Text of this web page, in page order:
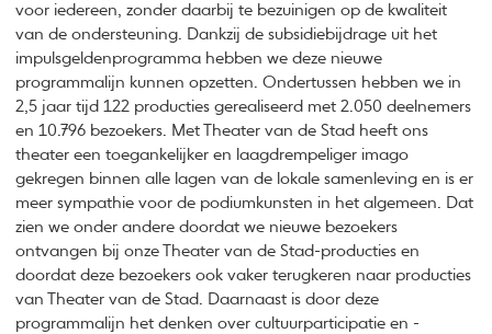
voor iedereen, zonder daarbij te bezuinigen op de kwaliteit
van de ondersteuning. Dankzij de subsidiebijdrage uit het
impulsgeldenprogramma hebben we deze nieuwe
programmalijn kunnen opzetten. Ondertussen hebben we in
2,5 jaar tijd 122 producties gerealiseerd met 2.050 deelnemers
en 10.796 bezoekers. Met Theater van de Stad heeft ons
theater een toegankelijker en laagdrempeliger imago
gekregen binnen alle lagen van de lokale samenleving en is er
meer sympathie voor de podiumkunsten in het algemeen. Dat
zien we onder andere doordat we nieuwe bezoekers
ontvangen bij onze Theater van de Stad-producties en
doordat deze bezoekers ook vaker terugkeren naar producties
van Theater van de Stad. Daarnaast is door deze
programmalijn het denken over cultuurparticipatie en -